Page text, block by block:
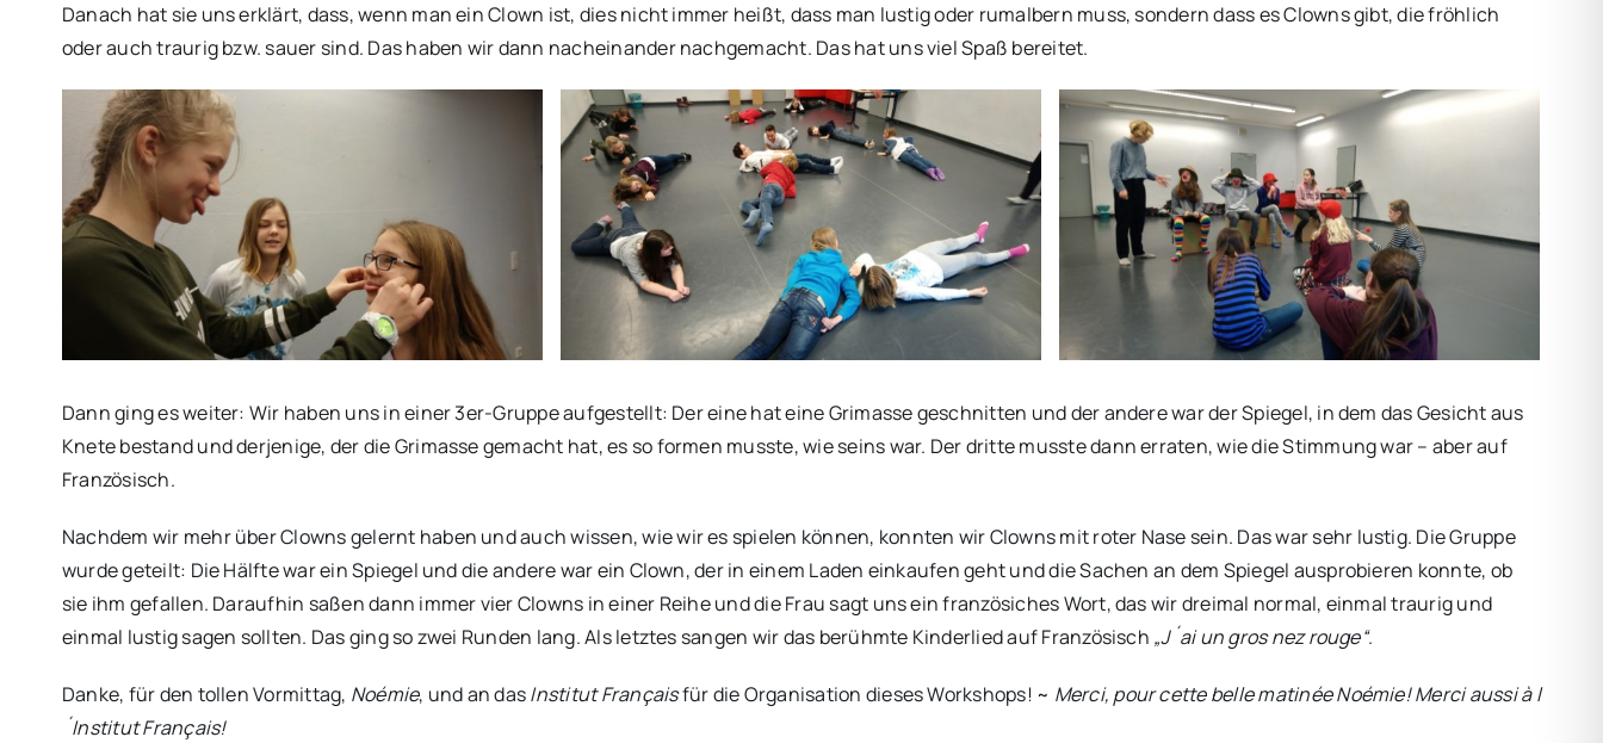
Danach hat sie uns erklärt, dass, wenn man ein Clown ist, dies nicht immer heißt, dass man lustig oder rumalbern muss, sondern dass es Clowns gibt, die fröhlich
oder auch traurig bzw. sauer sind. Das haben wir dann nacheinander nachgemacht. Das hat uns viel Spaß bereitet.
Dann ging es weiter: Wir haben uns in einer 3er-Gruppe aufgestellt: Der eine hat eine Grimasse geschnitten und der andere war der Spiegel, in dem das Gesicht aus
Knete bestand und derjenige, der die Grimasse gemacht hat, es so formen musste, wie seins war. Der dritte musste dann erraten, wie die Stimmung war – aber auf
Französisch.
Nachdem wir mehr über Clowns gelernt haben und auch wissen, wie wir es spielen können, konnten wir Clowns mit roter Nase sein. Das war sehr lustig. Die Gruppe
wurde geteilt: Die Hälfte war ein Spiegel und die andere war ein Clown, der in einem Laden einkaufen geht und die Sachen an dem Spiegel ausprobieren konnte, ob
sie ihm gefallen. Daraufhin saßen dann immer vier Clowns in einer Reihe und die Frau sagt uns ein französiches Wort, das wir dreimal normal, einmal traurig und
einmal lustig sagen sollten. Das ging so zwei Runden lang. Als letztes sangen wir das berühmte Kinderlied auf Französisch „J´ai un gros nez rouge“.
Danke, für den tollen Vormittag, Noémie, und an dasInstitut Françaisfür die Organisation dieses Workshops! ~ Merci, pour cette belle matinée Noémie! Merci aussi à l
´Institut Français!